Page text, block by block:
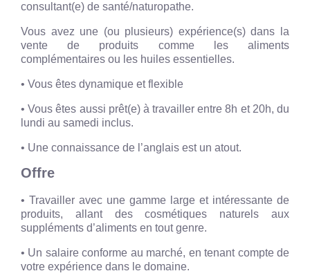
consultant(e) de santé/naturopathe.
Vous avez une (ou plusieurs) expérience(s) dans la
vente de produits comme les aliments
complémentaires ou les huiles essentielles.
• Vous êtes dynamique et flexible
• Vous êtes aussi prêt(e) à travailler entre 8h et 20h, du
lundi au samedi inclus.
• Une connaissance de l’anglais est un atout.
Offre
• Travailler avec une gamme large et intéressante de
produits, allant des cosmétiques naturels aux
suppléments d’aliments en tout genre.
• Un salaire conforme au marché, en tenant compte de
votre expérience dans le domaine.